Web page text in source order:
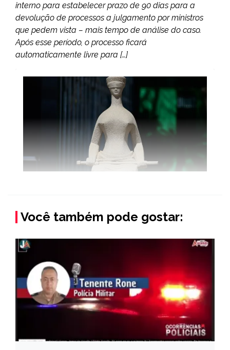
interno para estabelecer prazo de 90 dias para a
devolução de processos a julgamento por ministros
que pedem vista – mais tempo de análise do caso.
Após esse período, o processo ficará
automaticamente livre para […]
Você também pode gostar: